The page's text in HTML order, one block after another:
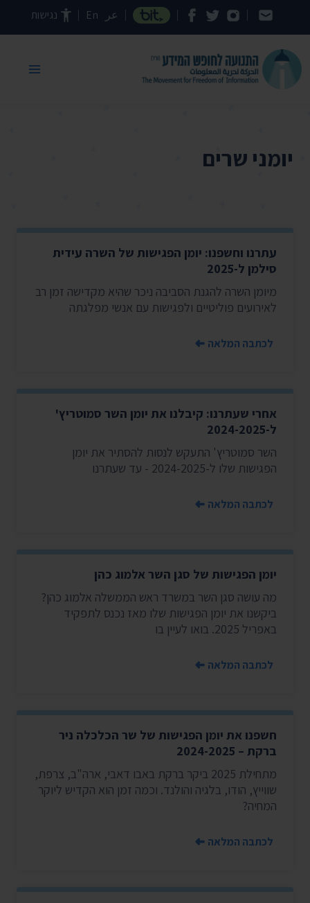
דילוג לתוכן העמוד عر En נגישות
יומני שרים
עתרנו וחשפנו: יומן הפגישות של השרה עידית
סילמן ל-2025
מיומן השרה להגנת הסביבה ניכר שהיא מקדישה זמן רב
לאירועים פוליטיים ולפגישות עם אנשי מפלגתה
לכתבה המלאה
אחרי שעתרנו: קיבלנו את יומן השר סמוטריץ'
ל-2024-2025
השר סמוטריץ' התעקש לנסות להסתיר את יומן
הפגישות שלו ל-2024-2025 - עד שעתרנו
לכתבה המלאה
יומן הפגישות של סגן השר אלמוג כהן
מה עושה סגן השר במשרד ראש הממשלה אלמוג כהן?
ביקשנו את יומן הפגישות שלו מאז נכנס לתפקיד
באפריל 2025. בואו לעיין בו
לכתבה המלאה
חשפנו את יומן הפגישות של שר הכלכלה ניר
ברקת – 2024-2025
מתחילת 2025 ביקר ברקת באבו דאבי, ארה"ב, צרפת,
שווייץ, הודו, בלגיה והולנד. וכמה זמן הוא הקדיש ליוקר
המחיה?
לכתבה המלאה